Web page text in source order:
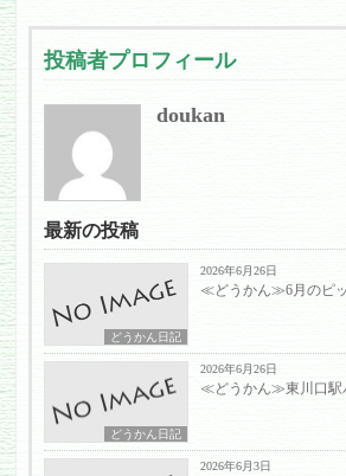
投稿者プロフィール
doukan
最新の投稿
どうかん日記
2026年6月26日
≪どうかん≫6月のピ
どうかん日記
2026年6月26日
≪どうかん≫東川口駅
2026年6月3日